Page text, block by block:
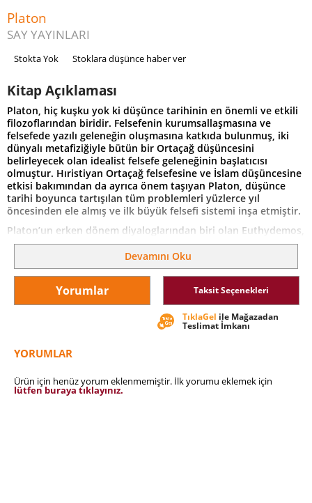
Platon
SAY YAYINLARI
Stokta Yok Stoklara düşünce haber ver
Kitap Açıklaması
Platon, hiç kuşku yok ki düşünce tarihinin en önemli ve etkili
filozoflarından biridir. Felsefenin kurumsallaşmasına ve
felsefede yazılı geleneğin oluşmasına katkıda bulunmuş, iki
dünyalı metafiziğiyle bütün bir Ortaçağ düşüncesini
belirleyecek olan idealist felsefe geleneğinin başlatıcısı
olmuştur. Hıristiyan Ortaçağ felsefesine ve İslam düşüncesine
etkisi bakımından da ayrıca önem taşıyan Platon, düşünce
tarihi boyunca tartışılan tüm problemleri yüzlerce yıl
öncesinden ele almış ve ilk büyük felsefi sistemi inşa etmiştir.
Platon’un erken dönem diyaloglarından biri olan Euthydemos,
oğlunu en iyi şekilde nasıl yetiştirebileceğini düşünen Kriton
ile ona bu konuda iki yol sunan Sokrates arasında geçer. İyi
bir eğitim almamanın sonucunun ahlakça yozlaşma olarak
kabul edildiği bu diyalogda genel olarak tartışılan, bir şeyin
aynı anda hem var hem yok olamayacağıdır. Yani bir şeyi
bilmek, her şeyi bilmek anlamına gelir.
Platon’un geç dönem diyaloglarından olan Parmenides’te ise
ediyor. Bu diyalogda Platon idealar kuramını yeniden ele
sürdüğü fikirleri sorguluyor.
Devamını Oku
Yorumlar Taksit Seçenekleri
TıklaGel ile Mağazadan
Teslimat İmkanı
YORUMLAR
Ürün için henüz yorum eklenmemiştir. İlk yorumu eklemek için
lütfen buraya tıklayınız.